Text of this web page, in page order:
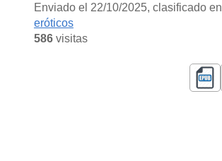
Enviado el 22/10/2025, clasificado en
eróticos
586visitas